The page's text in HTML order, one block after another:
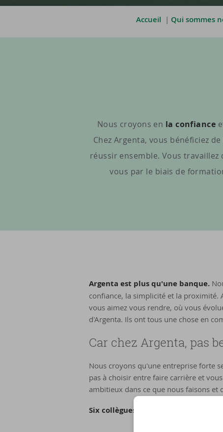
Accueil | Qui sommes
Nous croyons en la confiance
Chez Argenta, vous bénéficiez de
réussir ensemble. Vous
vous par le biais de
Argenta est plus qu'une banque.
confiance, la simplicité et la proximité.
vous aimez vous rendre, où vous
d'Argenta. Ils ont tous une chose en
Car chez Argenta, pas
Nous croyons qu'une entreprise forte
pas à choisir entre faire carrière et
ambitieux dans ce que nous faisons et
Six collègues nous montrent